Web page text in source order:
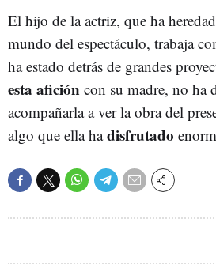
El hijo de la actriz, que ha
mundo del espectáculo, trabaja
ha estado detrás de grandes
esta afición con su madre, no ha
acompañarla a ver la obra del
algo que ella hadisfrutado